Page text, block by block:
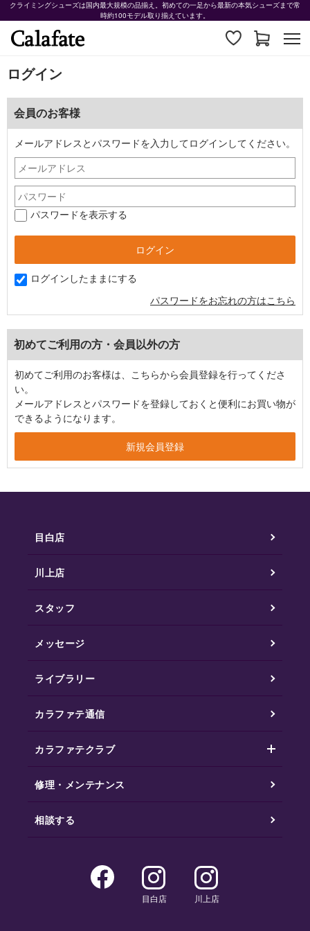
クライミングシューズは国内最大規模の品揃え。初めての一足から最新の本気シューズまで常
時約100モデル取り揃えています。
ログイン
会員のお客様
メールアドレスとパスワードを入力してログインしてください。
パスワードを表示する
ログインしたままにする
パスワードをお忘れの方はこちら
初めてご利用の方・会員以外の方
初めてご利用のお客様は、こちらから会員登録を行ってくださ
い。
メールアドレスとパスワードを登録しておくと便利にお買い物が
できるようになります。
目白店
川上店
スタッフ
メッセージ
ライブラリー
カラファテ通信
カラファテクラブ
修理・メンテナンス
相談する
目白店 川上店